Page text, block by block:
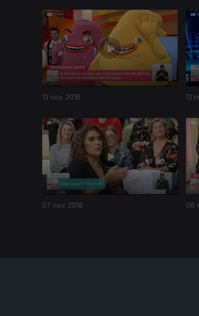
13 nov. 2018 12
07 nov. 2018 06
372521